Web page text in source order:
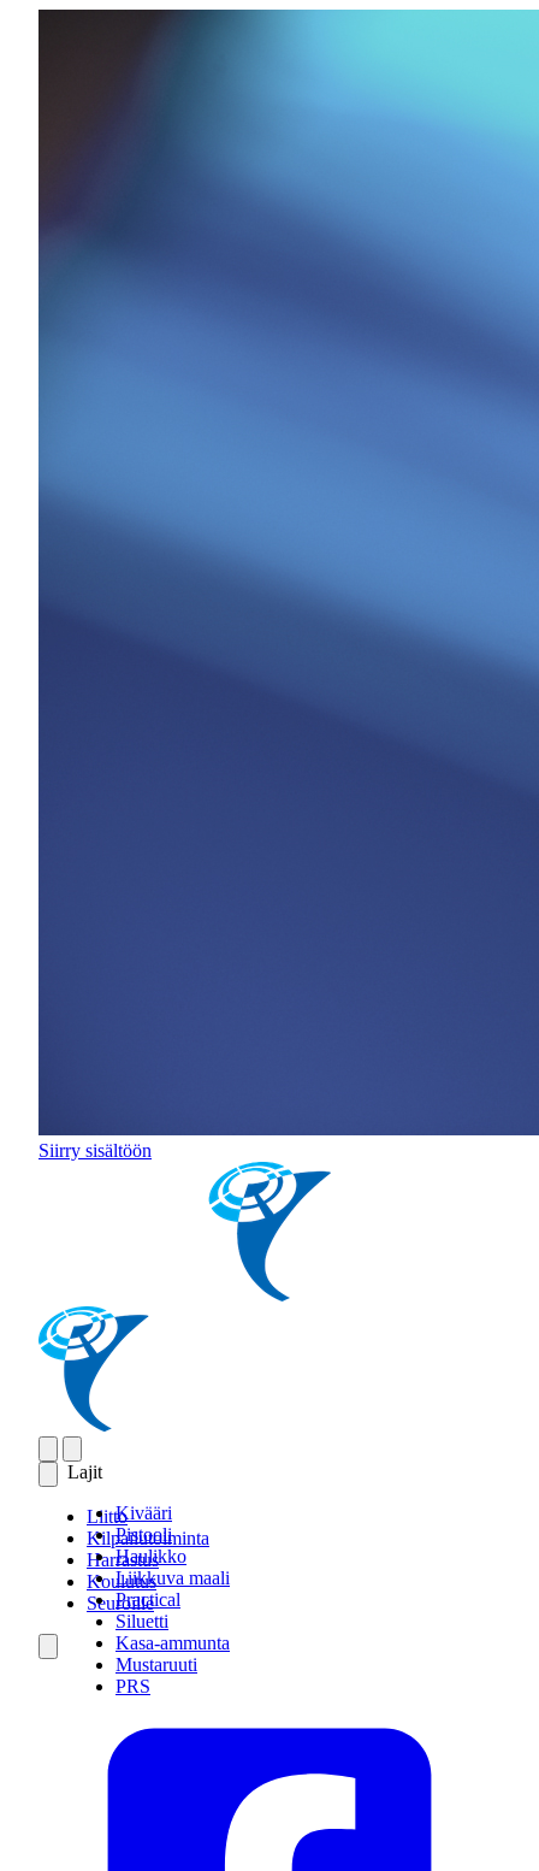
Siirry sisältöön
Lajit
Kivääri
Pistooli
Haulikko
Liikkuva maali
Practical
Siluetti
Kasa-ammunta
Mustaruuti
PRS
Liitto
Kilpailutoiminta
Harrastus
Koulutus
Seuroille